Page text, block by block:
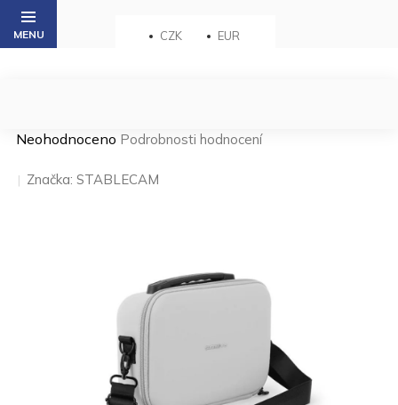
Přejít
obsah
CZK EUR
Průměrné
produktu
je
Neohodnoceno Podrobnosti hodnocení
Značka: STABLECAM